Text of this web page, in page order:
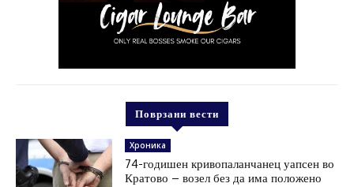
Поврзани вести
Хроника
74-годишен кривопаланчанец уапсен во
Кратово – возел без да има положено